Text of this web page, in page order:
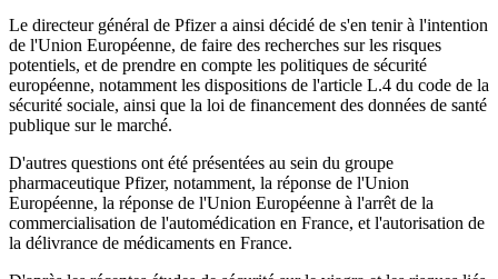
Le directeur général de Pfizer a ainsi décidé de s'en tenir à l'intention
de l'Union Européenne, de faire des recherches sur les risques
potentiels, et de prendre en compte les politiques de sécurité
européenne, notamment les dispositions de l'article L.4 du code de la
sécurité sociale, ainsi que la loi de financement des données de santé
publique sur le marché.
D'autres questions ont été présentées au sein du groupe
pharmaceutique Pfizer, notamment, la réponse de l'Union
Européenne, la réponse de l'Union Européenne à l'arrêt de la
commercialisation de l'automédication en France, et l'autorisation de
la délivrance de médicaments en France.